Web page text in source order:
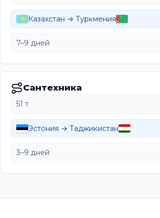
Казахстан → Туркмения
7–9 дней
Сантехника
51 т
Эстония → Таджикистан
3–9 дней